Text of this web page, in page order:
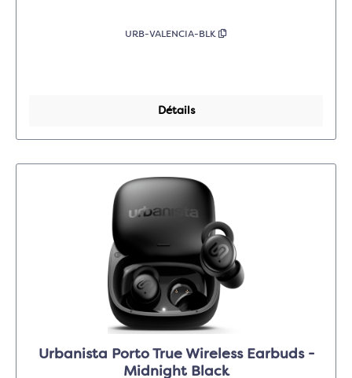
URB-VALENCIA-BLK
Détails
Urbanista Porto True Wireless Earbuds -
Midnight Black